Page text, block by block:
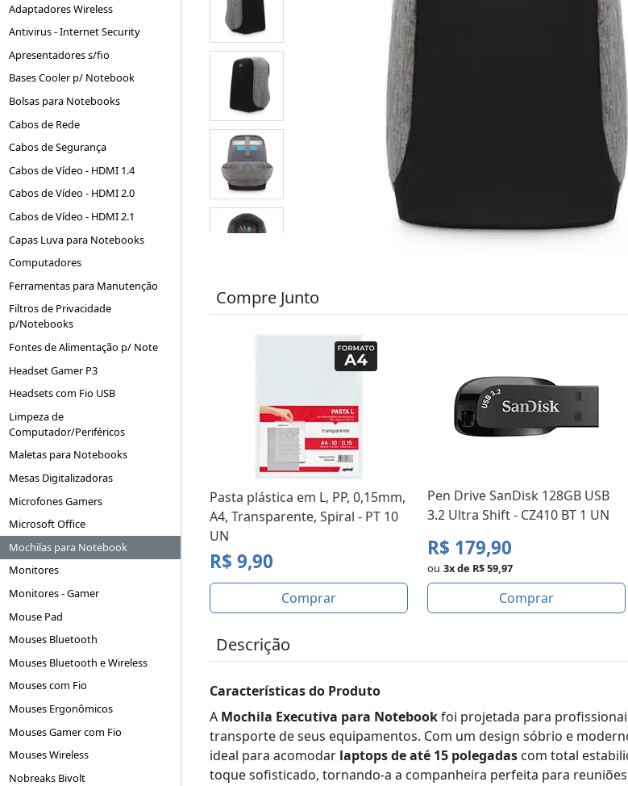
Adaptadores Wireless
Antivirus - Internet Security
Apresentadores s/fio
Bases Cooler p/ Notebook
Bolsas para Notebooks
Cabos de Rede
Cabos de Segurança
Cabos de Vídeo - HDMI 1.4
Cabos de Vídeo - HDMI 2.0
Cabos de Vídeo - HDMI 2.1
Capas Luva para Notebooks
Computadores
Ferramentas para Manutenção
Filtros de Privacidade
p/Notebooks
Fontes de Alimentação p/ Note
Headset Gamer P3
Headsets com Fio USB
Limpeza de
Computador/Periféricos
Maletas para Notebooks
Mesas Digitalizadoras
Microfones Gamers
Microsoft Office
Mochilas para Notebook
Monitores
Monitores - Gamer
Mouse Pad
Mouses Bluetooth
Mouses Bluetooth e Wireless
Mouses com Fio
Mouses Ergonômicos
Mouses Gamer com Fio
Mouses Wireless
Nobreaks Bivolt
Compre Junto
Pasta plástica em L, PP, 0,15mm,
A4, Transparente, Spiral - PT 10
UN
R$ 9,90
Comprar
Pen Drive SanDisk 128GB USB
3.2 Ultra Shift - CZ410 BT 1 UN
R$ 179,90
ou 3x de R$ 59,97
Comprar
Descrição
Características do Produto
A Mochila Executiva para Notebookfoi projetada para
transporte de seus equipamentos. Com um design sóbrio e
ideal para acomodar laptops de até 15 polegadas com total
toque sofisticado, tornando-a a companheira perfeita para